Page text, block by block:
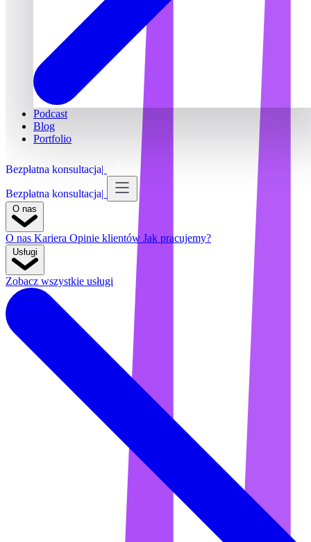
Podcast
Blog
Portfolio
Bezpłatna konsultacja
Bezpłatna konsultacja
O nas Kariera Opinie klientów Jak pracujemy?
Zobacz wszystkie usługi